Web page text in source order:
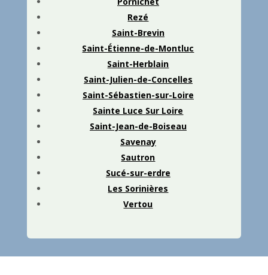
Rezé
Saint-Brevin
Saint-Étienne-de-Montluc
Saint-Herblain
Saint-Julien-de-Concelles
Saint-Sébastien-sur-Loire
Sainte Luce Sur Loire
Saint-Jean-de-Boiseau
Savenay
Sautron
Sucé-sur-erdre
Les Sorinières
Vertou